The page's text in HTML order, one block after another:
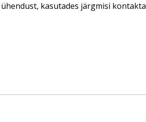
kasutades järgmisi